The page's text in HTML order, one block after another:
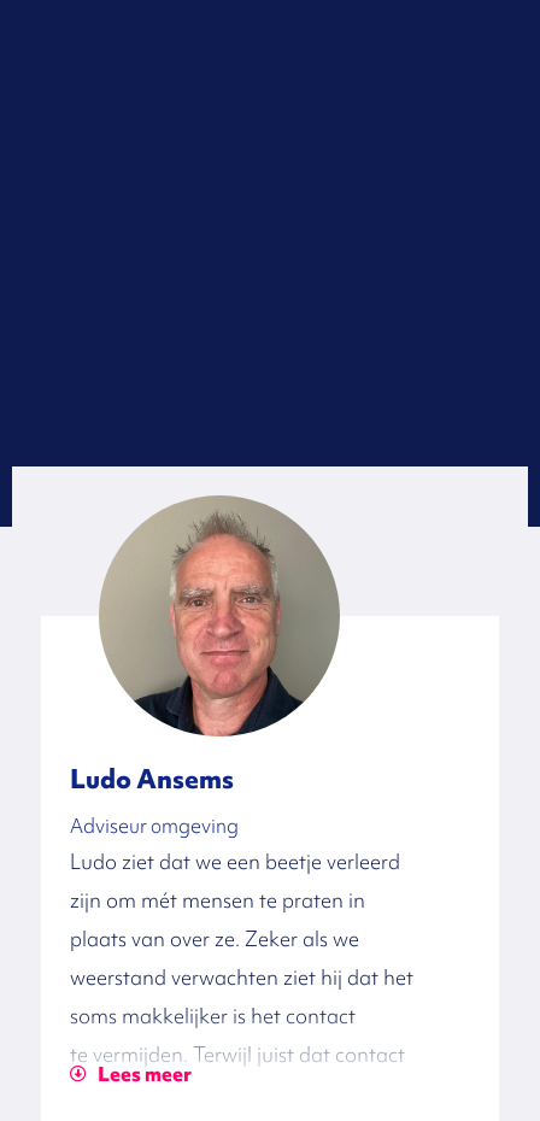
Ludo Ansems
Adviseur omgeving
Ludo ziet dat we een beetje verleerd
zijn om mét mensen te praten in
plaats van over ze. Zeker als we
weerstand verwachten ziet hij dat het
soms makkelijker is het contact
te vermijden. Terwijl juist dat contact
Lees meer